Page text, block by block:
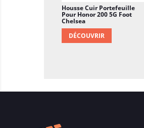
Housse Cuir Portefeuille
Pour Honor 200 5G Foot
Chelsea
DÉCOUVRIR